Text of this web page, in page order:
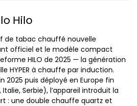
Hilo
de tabac chauffé nouvelle
officiel et le modèle compact
HILO de 2025 — la génération
HYPER à chauffe par induction.
2025 puis déployé en Europe fin
Serbie), l’appareil introduit la
: une double chauffe quartz et